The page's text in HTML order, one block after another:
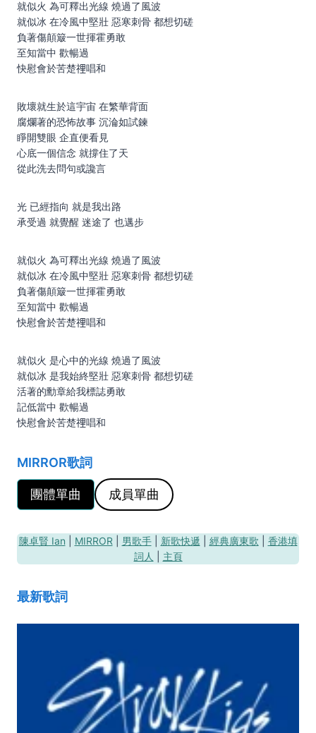
就似火 為可釋出光線 燒過了風波
就似冰 在冷風中堅壯 惡寒刺骨 都想切磋
負著傷顛簸一世揮霍勇敢
至知當中 歡暢過
快慰會於苦楚𥚃唱和
敗壞就生於這宇宙 在繁華背面
腐爛著的恐怖故事 沉淪如試鍊
睜開雙眼 企直便看見
心底一個信念 就撐住了天
從此洗去問句或讒言
光 已經指向 就是我出路
承受過 就覺醒 迷途了 也邁步
就似火 為可釋出光線 燒過了風波
就似冰 在冷風中堅壯 惡寒刺骨 都想切磋
負著傷顛簸一世揮霍勇敢
至知當中 歡暢過
快慰會於苦楚𥚃唱和
就似火 是心中的光線 燒過了風波
就似冰 是我始終堅壯 惡寒刺骨 都想切磋
活著的勳章給我標誌勇敢
記低當中 歡暢過
快慰會於苦楚𥚃唱和
MIRROR歌詞
團體單曲 成員單曲
陳卓賢 Ian MIRROR 男歌手| 新歌快遞 經典廣東歌
香港填
詞人
主頁
最新歌詞